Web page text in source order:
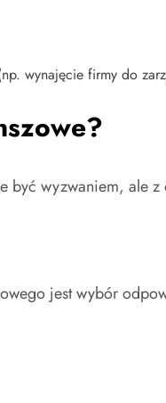
wynajęcie firmy do
być wyzwaniem, ale
jest wybór